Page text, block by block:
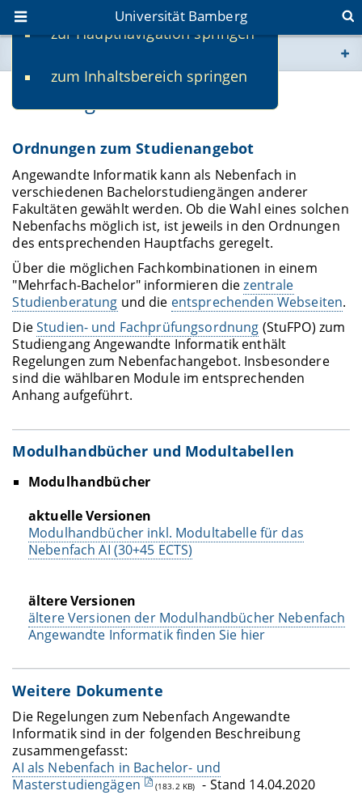
zur Hauptnavigation springen
zum Inhaltsbereich springen
Universität Bamberg
www.uni-bamberg.de
fis.uni-bamberg.de
Ordnungen und Dokumente
Ordnungen zum Studienangebot
Angewandte Informatik kann als Nebenfach in
verschiedenen Bachelorstudiengängen anderer
Fakultäten gewählt werden. Ob die Wahl eines solchen
Nebenfachs möglich ist, ist jeweils in den Ordnungen
des entsprechenden Hauptfachs geregelt.
Über die möglichen Fachkombinationen in einem
"Mehrfach-Bachelor" informieren diezentrale
Studienberatung und die entsprechenden Webseiten.
DieStudien- und Fachprüfungsordnung (StuFPO) zum
Studiengang Angewandte Informatik enthält
Regelungen zum Nebenfachangebot. Insbesondere
sind die wählbaren Module im entsprechenden
Anhang aufgeführt.
Modulhandbücher und Modultabellen
Modulhandbücher
aktuelle Versionen
Modulhandbücher inkl. Modultabelle für das
Nebenfach AI (30+45 ECTS)
ältere Versionen
ältere Versionen der Modulhandbücher Nebenfach
Angewandte Informatik finden Sie hier
Weitere Dokumente
Die Regelungen zum Nebenfach Angewandte
Informatik sind in der folgenden Beschreibung
zusammengefasst:
AI als Nebenfach in Bachelor- und
Masterstudiengägen
(183.2 KB) - Stand 14.04.2020